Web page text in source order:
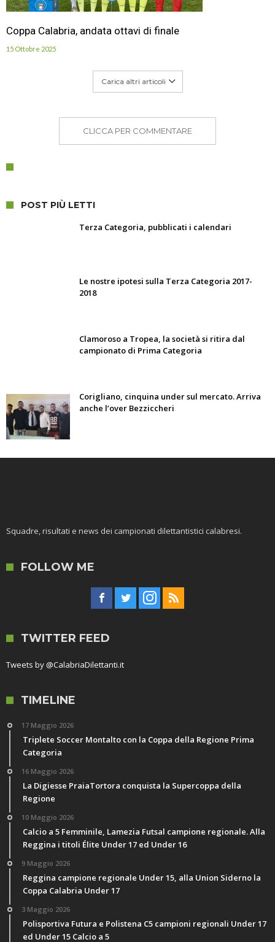
Coppa Calabria, andata ottavi di finale
15 Ottobre 2025
Carica altri articoli
CLICCA PER COMMENTARE
POST PIÙ LETTI
Terza Categoria, pubblicati i calendari
Le nostre ipotesi sulla Terza Categoria 2017-
2018
Clamoroso a Tropea, la società si ritira dal
campionato di Prima Categoria
Corigliano, cinquina under sul mercato. Arriva
anche l’over Bezziccheri
Squadre, risultati e news dei campionati dilettantistici calabresi.
FOLLOW ME
TWITTER FEED
Tweets by @CalabriaDilettanti.it
TIMELINE
17 Maggio 2026
Triplete Soccer Montalto con la Coppa della Regione Prima
Categoria
16 Maggio 2026
La Digiesse PraiaTortora conquista la Supercoppa della
Regione
10 Maggio 2026
Calcio a 5 Femminile, Lamezia Futsal campione regionale. Alla
Reggina i titoli Élite Under 17 ed Under 16
9 Maggio 2026
Reggina campione regionale Under 15, alla Union Siderno la
Coppa Calabria Under 17
3 Maggio 2026
Polisportiva Futura e Polistena C5 campioni regionali Under 17
ed Under 15 Calcio a 5